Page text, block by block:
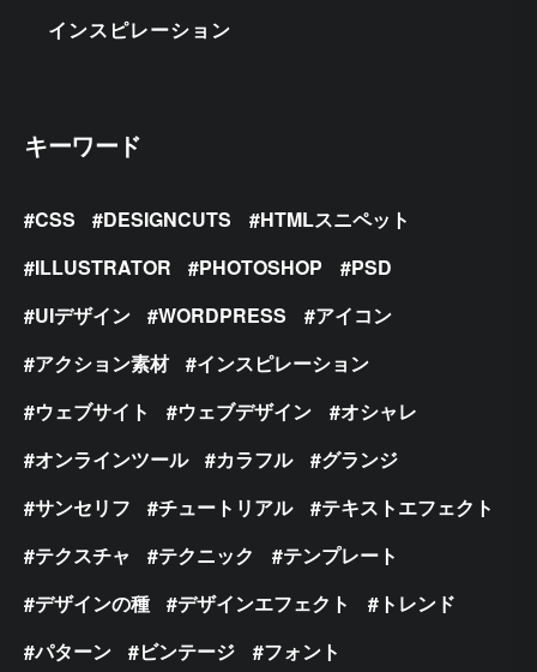
インスピレーション
キーワード
CSS DESIGNCUTS
HTMLスニペット
ILLUSTRATOR
PHOTOSHOP
PSD
UIデザイン
WORDPRESS
アイコン
アクション素材
インスピレーション
ウェブサイト
ウェブデザイン
オシャレ
オンラインツール
カラフル
グランジ
サンセリフ
チュートリアル
テキストエフェクト
テクスチャ
テクニック
テンプレート
デザインの種
デザインエフェクト
トレンド
パターン
ビンテージ
フォント